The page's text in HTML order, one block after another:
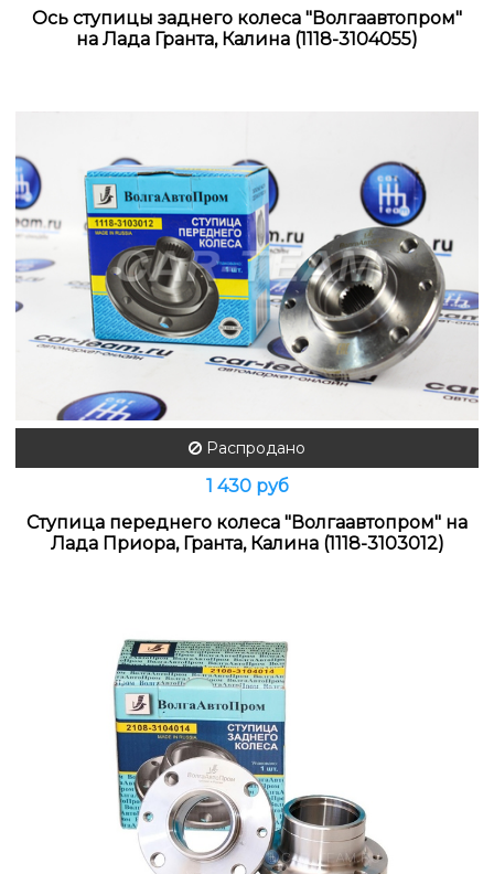
Ось ступицы заднего колеса "Волгаавтопром"
на Лада Гранта, Калина (1118-3104055)
Распродано
1 430 руб
Ступица переднего колеса "Волгаавтопром" на
Лада Приора, Гранта, Калина (1118-3103012)